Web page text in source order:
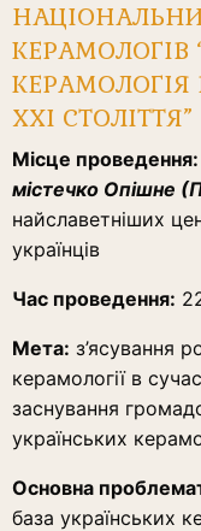
КЕРАМОЛОГІВ
КЕРАМОЛОГІЯ
ХХІ СТОЛІТТЯ”
Місце проведення:
містечко Опішне
найславетніших
українців
Час проведення:
Мета: з’ясування
керамології в
заснування
українських
Основна
база українських